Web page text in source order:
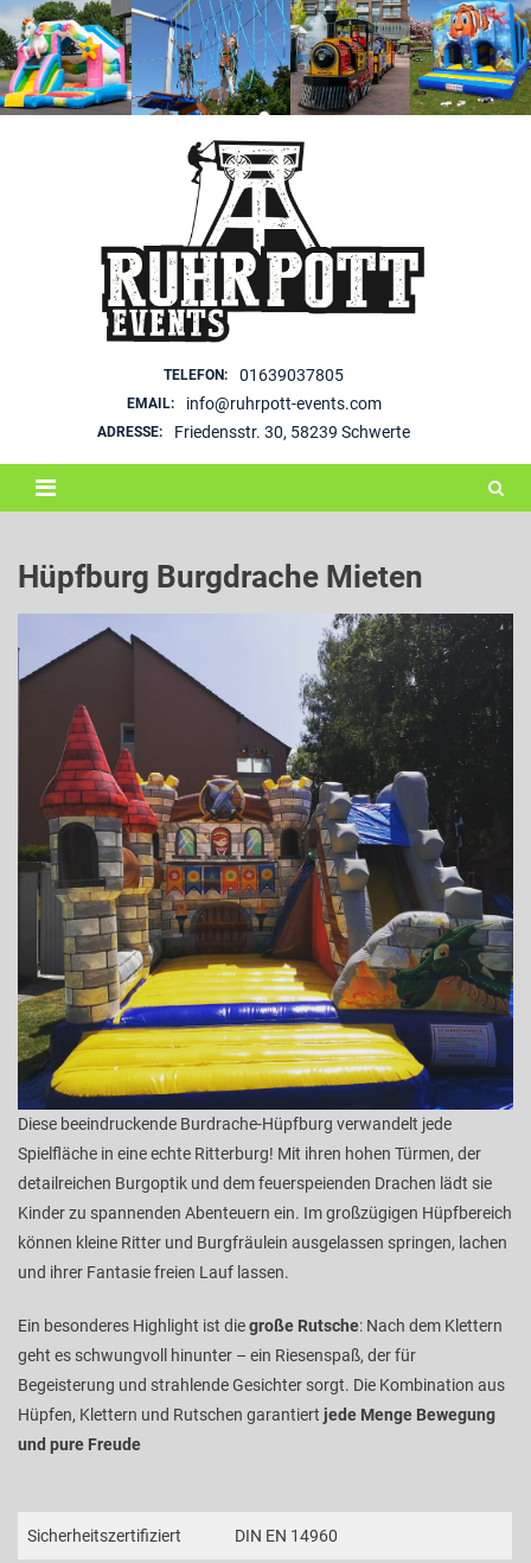
Skip
to
content
TELEFON: 01639037805
EMAIL: info@ruhrpott-events.com
ADRESSE: Friedensstr. 30, 58239 Schwerte
Hüpfburg Burgdrache Mieten
Diese beeindruckende Burdrache-Hüpfburg verwandelt jede
Spielfläche in eine echte Ritterburg! Mit ihren hohen Türmen, der
detailreichen Burgoptik und dem feuerspeienden Drachen lädt sie
Kinder zu spannenden Abenteuern ein. Im großzügigen Hüpfbereich
können kleine Ritter und Burgfräulein ausgelassen springen, lachen
und ihrer Fantasie freien Lauf lassen.
Ein besonderes Highlight ist diegroße Rutsche: Nach dem Klettern
geht es schwungvoll hinunter – ein Riesenspaß, der für
Begeisterung und strahlende Gesichter sorgt. Die Kombination aus
Hüpfen, Klettern und Rutschen garantiert jede Menge Bewegung
und pure Freude
Sicherheitszertifiziert DIN EN 14960